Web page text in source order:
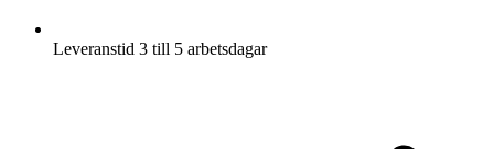
Leveranstid 3 till 5 arbetsdagar